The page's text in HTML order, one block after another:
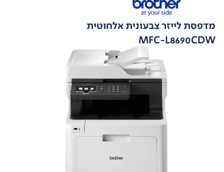
מדפסת לייזר צבעונית אלחוטית
MFC-L8690CDW